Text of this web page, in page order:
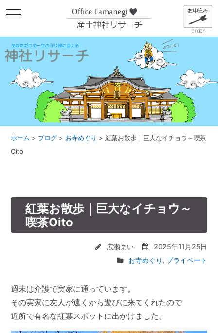
メ
ニ
ー
ホーム > ブログ > お寺めぐり >紅葉お散歩｜巨大なイチョウ～喫茶
Oito
紅葉お散歩｜巨大なイチョウ～
喫茶Oito
広瀬まい
2025年11月25日
お寺めぐり , プライベート
週末は介護で実家に通っています。
その実家に友人が遠くから遊びに来てくれたので
近所で有名な紅葉スポットに出かけました。